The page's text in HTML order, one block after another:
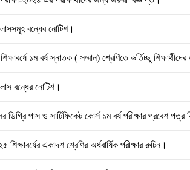
বন্ধের নোটিশ।
১ম বর্ষ স্নাতক ( সম্মান) শ্রেণিতে ভর্তিচ্ছু
বন্ধের নোটিশ।
ডিগ্রি পাস ও সার্টিফিকেট কোর্স ১ম বর্ষ পরীক্ষার প্রবেশ
একাদশ শ্রেণির অর্ধবার্ষিক পরীক্ষার রুটিন।